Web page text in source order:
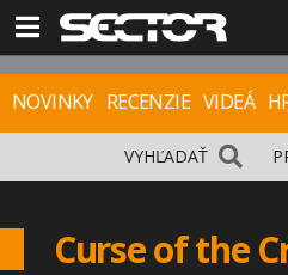
NOVINKY RECENZIE VIDEÁ
VYHĽADAŤ
Curse of the